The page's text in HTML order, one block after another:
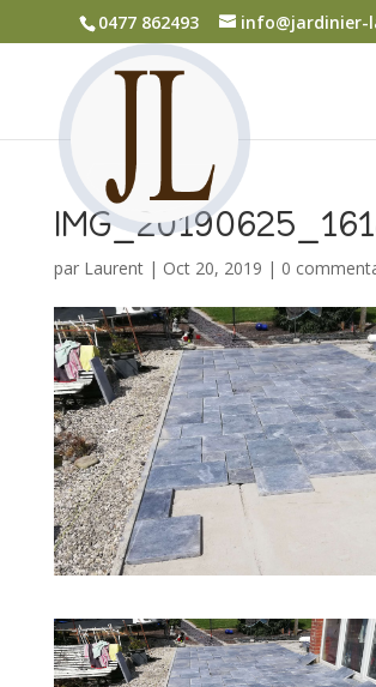
0477 862493 info@jardinier-
par Laurent| Oct 20, 2019 | 0